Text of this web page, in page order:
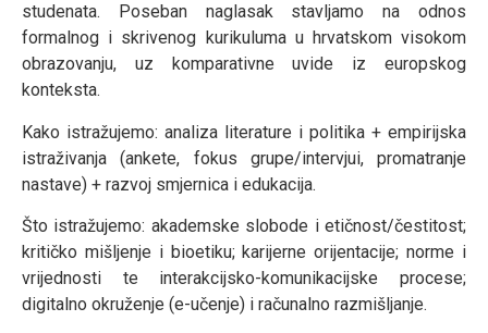
studenata. Poseban naglasak stavljamo na odnos
formalnog i skrivenog kurikuluma u hrvatskom visokom
obrazovanju, uz komparativne uvide iz europskog
konteksta.
Kako istražujemo: analiza literature i politika + empirijska
istraživanja (ankete, fokus grupe/intervjui, promatranje
nastave) + razvoj smjernica i edukacija.
Što istražujemo: akademske slobode i etičnost/čestitost;
kritičko mišljenje i bioetiku; karijerne orijentacije; norme i
vrijednosti te interakcijsko-komunikacijske procese;
digitalno okruženje (e-učenje) i računalno razmišljanje.